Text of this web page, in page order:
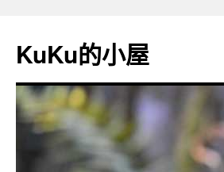
KuKu的小屋